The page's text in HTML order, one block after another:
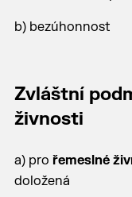
b) bezúhonnost
Zvláštní
živnosti
a) pro řemeslné
doložená